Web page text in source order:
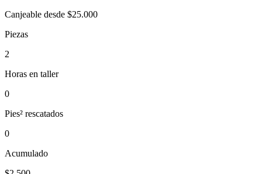
Canjeable desde $25.000
Piezas
2
Horas en taller
0
Pies² rescatados
0
Acumulado